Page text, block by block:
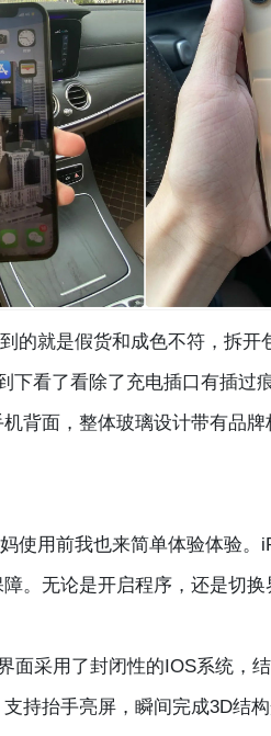
就是假货和成色不符，拆开
下看了看除了充电插口有插过
背面，整体玻璃设计带有品
用前我也来简单体验体验。
。无论是开启程序，还是切换
采用了封闭性的IOS系统，
持抬手亮屏，瞬间完成3D结